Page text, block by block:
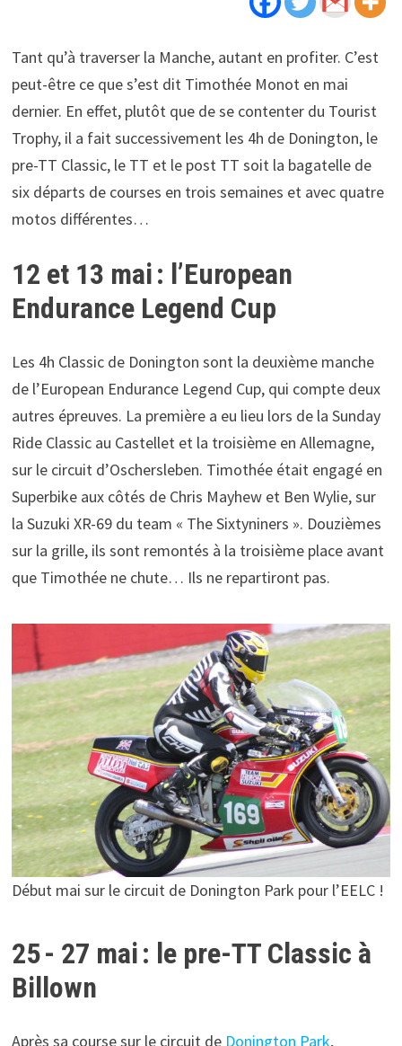
Tant qu’à traverser la Manche, autant en profiter. C’est
peut-être ce que s’est dit Timothée Monot en mai
dernier. En effet, plutôt que de se contenter du Tourist
Trophy, il a fait successivement les 4h de Donington, le
pre-TT Classic, le TT et le post TT soit la bagatelle de
six départs de courses en trois semaines et avec quatre
motos différentes…
12 et 13 mai : l’European
Endurance Legend Cup
Les 4h Classic de Donington sont la deuxième manche
de l’European Endurance Legend Cup, qui compte deux
autres épreuves. La première a eu lieu lors de la Sunday
Ride Classic au Castellet et la troisième en Allemagne,
sur le circuit d’Oschersleben. Timothée était engagé en
Superbike aux côtés de Chris Mayhew et Ben Wylie, sur
la Suzuki XR-69 du team « The Sixtyniners ». Douzièmes
sur la grille, ils sont remontés à la troisième place avant
que Timothée ne chute… Ils ne repartiront pas.
Début mai sur le circuit de Donington Park pour l’EELC !
25 - 27 mai : le pre-TT Classic à
Billown
Après sa course sur le circuit de Donington Park,